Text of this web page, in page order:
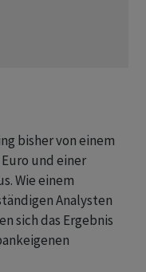
bisher von einem
und einer
Wie einem
Analysten
sich das Ergebnis